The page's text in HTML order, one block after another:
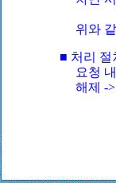
위와
■ 처리 절
요청
해제 -